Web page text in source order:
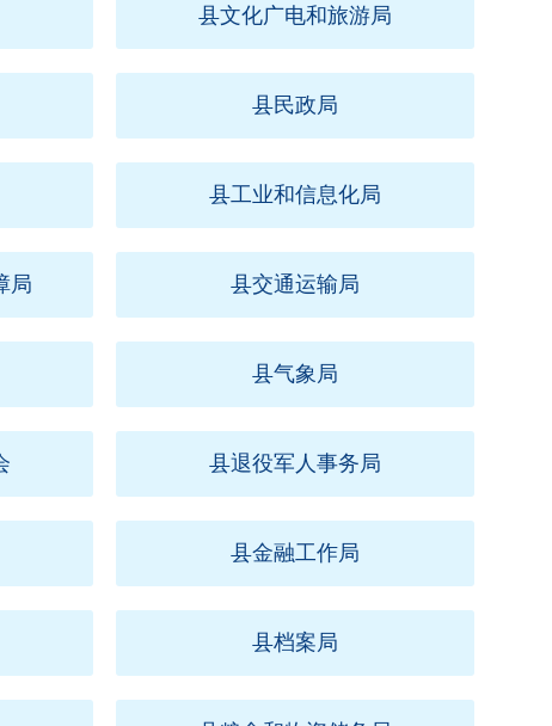
县文化广电和旅游局
县民政局
县工业和信息化局
局 县交通运输局
县气象局
县退役军人事务局
县金融工作局
县档案局